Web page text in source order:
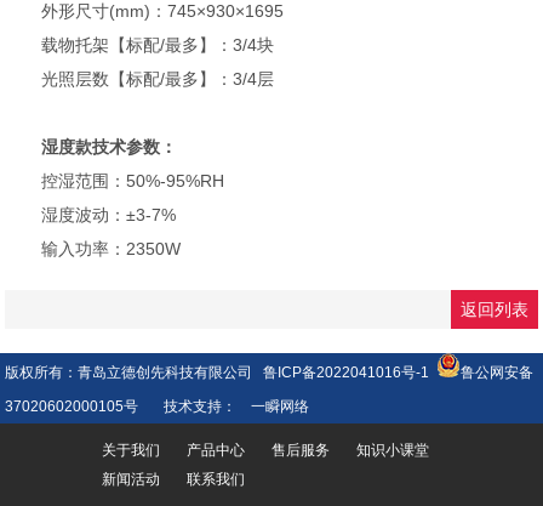
外形尺寸(mm)：745×930×1695
载物托架【标配/最多】：3/4块
光照层数【标配/最多】：3/4层
湿度款技术参数：
控湿范围：50%-95%RH
湿度波动：±3-7%
输入功率：2350W
返回列表
版权所有：青岛立德创先科技有限公司鲁ICP备2022041016号-1
鲁公网安备
37020602000105号 技术支持： 一瞬网络
关于我们 产品中心 售后服务
知识小课堂
新闻活动
联系我们